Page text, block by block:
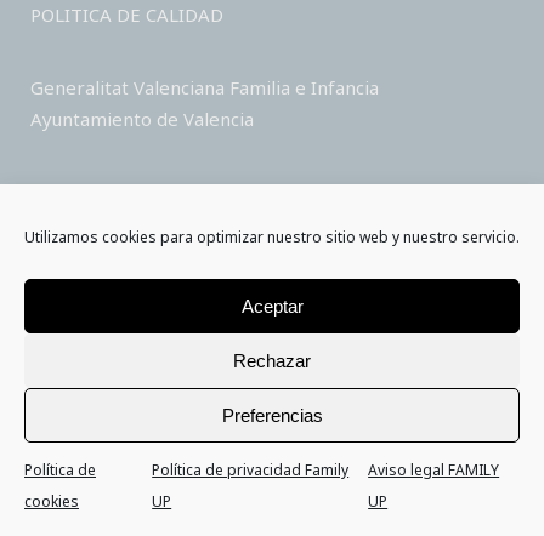
Utilizamos cookies para optimizar nuestro sitio web y nuestro servicio.
Aceptar
Rechazar
Preferencias
Política de
cookies
Política de privacidad Family
UP
Aviso legal FAMILY
UP
POLITICA DE CALIDAD
Generalitat Valenciana Familia e Infancia
Ayuntamiento de Valencia
Asóciate
Haz un donativo
Colabora como empresa